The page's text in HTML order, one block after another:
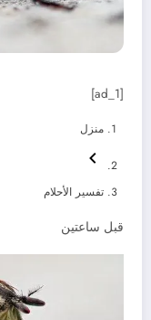
[ad_1]
منزل
تفسير الأحلام
قبل ساعتين